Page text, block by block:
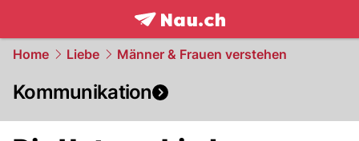
frontpage.NAU.ch
Home Liebe Männer & Frauen verstehen
Kommunikation